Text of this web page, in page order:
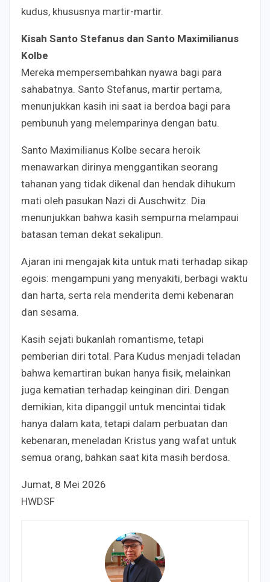
kudus, khususnya martir-martir.
Kisah Santo Stefanus dan Santo Maximilianus
Kolbe
Mereka mempersembahkan nyawa bagi para
sahabatnya. Santo Stefanus, martir pertama,
menunjukkan kasih ini saat ia berdoa bagi para
pembunuh yang melemparinya dengan batu.
Santo Maximilianus Kolbe secara heroik
menawarkan dirinya menggantikan seorang
tahanan yang tidak dikenal dan hendak dihukum
mati oleh pasukan Nazi di Auschwitz. Dia
menunjukkan bahwa kasih sempurna melampaui
batasan teman dekat sekalipun.
Ajaran ini mengajak kita untuk mati terhadap sikap
egois: mengampuni yang menyakiti, berbagi waktu
dan harta, serta rela menderita demi kebenaran
dan sesama.
Kasih sejati bukanlah romantisme, tetapi
pemberian diri total. Para Kudus menjadi teladan
bahwa kemartiran bukan hanya fisik, melainkan
juga kematian terhadap keinginan diri. Dengan
demikian, kita dipanggil untuk mencintai tidak
hanya dalam kata, tetapi dalam perbuatan dan
kebenaran, meneladan Kristus yang wafat untuk
semua orang, bahkan saat kita masih berdosa.
Jumat, 8 Mei 2026
HWDSF